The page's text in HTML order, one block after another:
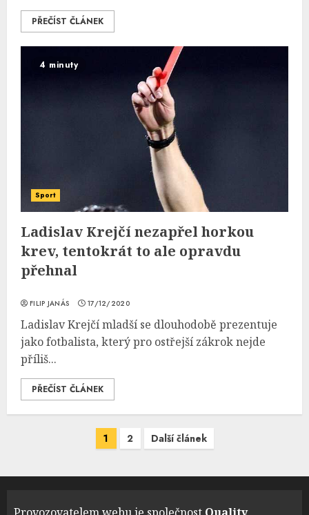
PŘEČÍST ČLÁNEK
4 minuty
Sport
Ladislav Krejčí nezapřel horkou
krev, tentokrát to ale opravdu
přehnal
FILIP JANÁS 17/12/2020
Ladislav Krejčí mladší se dlouhodobě prezentuje
jako fotbalista, který pro ostřejší zákrok nejde
příliš...
PŘEČÍST ČLÁNEK
příspěvky
1 2 Další článek